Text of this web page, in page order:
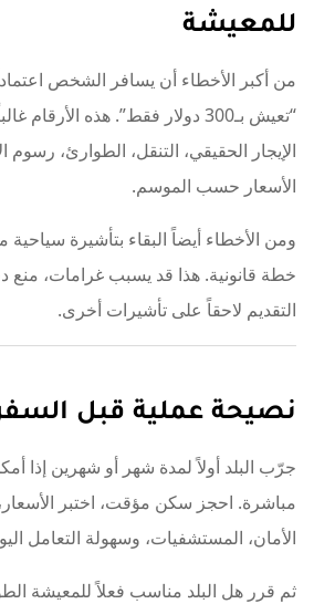
للمعيشة
من أكبر الأخطاء أن يسافر الشخص
“تعيش بـ300 دولار فقط”. هذه
الإيجار الحقيقي، التنقل، الطوارئ، رسوم
الأسعار حسب الموسم.
ومن الأخطاء أيضاً البقاء بتأشيرة
خطة قانونية. هذا قد يسبب غرامات، منع
التقديم لاحقاً على تأشيرات أخرى.
نصيحة عملية قبل
جرّب البلد أولاً لمدة شهر أو شهرين إذا
مباشرة. احجز سكن مؤقت، اختبر الأسعار،
الأمان، المستشفيات، وسهولة التعامل
ثم قرر هل البلد مناسب فعلاً للمعيشة